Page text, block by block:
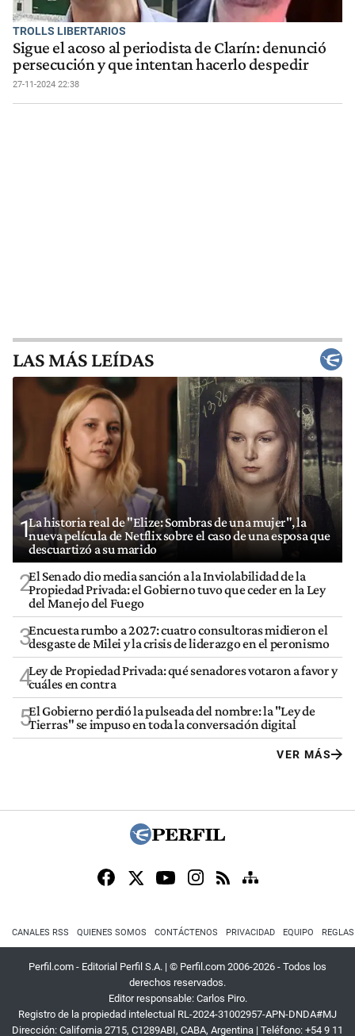
TROLLS LIBERTARIOS
Sigue el acoso al periodista de Clarín: denunció
persecución y que intentan hacerlo despedir
27-11-2024 22:38
LAS MÁS LEÍDAS
1La historia real de "Elize: Sombras de una mujer", la
nueva película de Netflix sobre el caso de una esposa que
descuartizó a su marido
2El Senado dio media sanción a la Inviolabilidad de la
Propiedad Privada: el Gobierno tuvo que ceder en la Ley
del Manejo del Fuego
3Encuesta rumbo a 2027: cuatro consultoras midieron el
desgaste de Milei y la crisis de liderazgo en el peronismo
4Ley de Propiedad Privada: qué senadores votaron a favor y
cuáles en contra
5El Gobierno perdió la pulseada del nombre: la "Ley de
Tierras" se impuso en toda la conversación digital
VER MÁS
CANALES RSS QUIENES SOMOS CONTÁCTENOS PRIVACIDAD EQUIPO
Perfil.com - Editorial Perfil S.A. | © Perfil.com 2006-2026 - Todos los
derechos reservados.
Editor responsable: Carlos Piro.
Registro de la propiedad intelectual RL-2024-31002957-APN-DNDA#MJ
Dirección: California 2715, C1289ABI, CABA, Argentina | Teléfono: +54 9 11